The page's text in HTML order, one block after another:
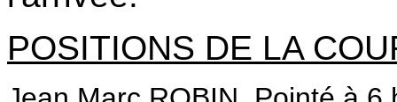
POSITIONS DE LA